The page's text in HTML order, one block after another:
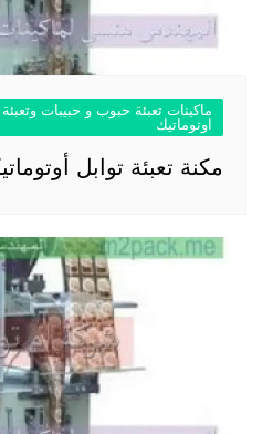
ماكينات تعبئة حبوب و حبيبات
اوتوماتيك
مكنة تعبئة توابل